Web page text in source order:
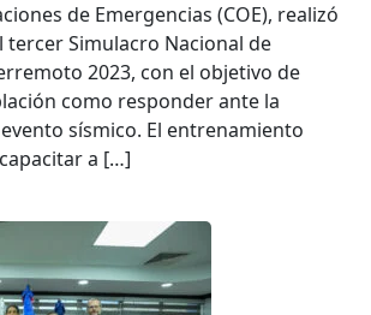
de Emergencias (COE), realizó
tercer Simulacro Nacional de
2023, con el objetivo de
como responder ante la
sísmico. El entrenamiento
a […]